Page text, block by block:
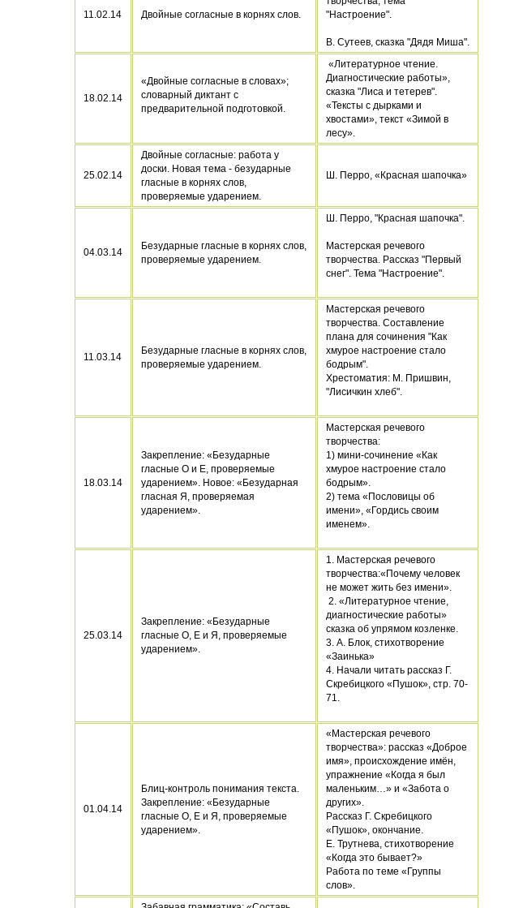
11.02.14 Двойные согласные в корнях слов.
"Настроение".
В. Сутеев, сказка "Дядя Миша".
18.02.14
«Двойные согласные в словах»;
словарный диктант с
предварительной подготовкой.
«Литературное чтение.
Диагностические работы»,
сказка "Лиса и тетерев".
«Тексты с дырками и
хвостами», текст «Зимой в
лесу».
25.02.14
Двойные согласные: работа у
доски. Новая тема - безударные
гласные в корнях слов,
проверяемые ударением.
Ш. Перро, «Красная шапочка»
04.03.14
Безударные гласные в корнях слов,
проверяемые ударением.
Ш. Перро, "Красная шапочка".
Мастерская речевого
творчества. Рассказ "Первый
снег". Тема "Настроение".
11.03.14
Безударные гласные в корнях слов,
проверяемые ударением.
Мастерская речевого
творчества. Составление
плана для сочинения "Как
хмурое настроение стало
бодрым".
Хрестоматия: М. Пришвин,
"Лисичкин хлеб".
18.03.14
Закрепление: «Безударные
гласные О и Е, проверяемые
ударением». Новое: «Безударная
гласная Я, проверяемая
ударением».
Мастерская речевого
творчества:
1) мини-сочинение «Как
хмурое настроение стало
бодрым».
2) тема «Пословицы об
имени», «Гордись своим
именем».
25.03.14
Закрепление: «Безударные
гласные О, Е и Я, проверяемые
ударением».
1. Мастерская речевого
творчества:«Почему человек
не может жить без имени».
2. «Литературное чтение,
диагностические работы»
сказка об упрямом козленке.
3. А. Блок, стихотворение
«Заинька»
4. Начали читать рассказ Г.
Скребицкого «Пушок», стр. 70-
71.
01.04.14
Блиц-контроль понимания текста.
Закрепление: «Безударные
гласные О, Е и Я, проверяемые
ударением».
«Мастерская речевого
творчества»: рассказ «Доброе
имя», происхождение имён,
упражнение «Когда я был
маленьким…» и «Забота о
других».
Рассказ Г. Скребицкого
«Пушок», окончание.
Е. Трутнева, стихотворение
«Когда это бывает?»
Работа по теме «Группы
слов».